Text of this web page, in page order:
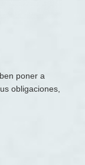
poner a
obligaciones,